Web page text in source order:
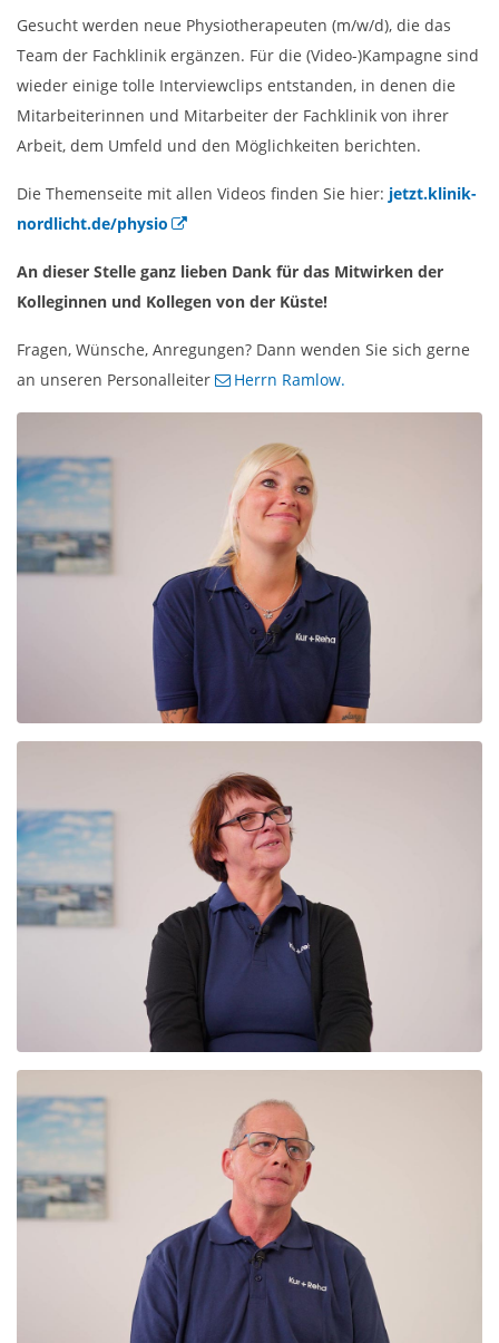
Gesucht werden neue Physiotherapeuten (m/w/d), die das
Team der Fachklinik ergänzen. Für die (Video-)Kampagne sind
wieder einige tolle Interviewclips entstanden, in denen die
Mitarbeiterinnen und Mitarbeiter der Fachklinik von ihrer
Arbeit, dem Umfeld und den Möglichkeiten berichten.
Die Themenseite mit allen Videos finden Sie hier: jetzt.klinik-
nordlicht.de/physio
An dieser Stelle ganz lieben Dank für das Mitwirken der
Kolleginnen und Kollegen von der Küste!
Fragen, Wünsche, Anregungen? Dann wenden Sie sich gerne
an unseren Personalleiter
Herrn Ramlow.